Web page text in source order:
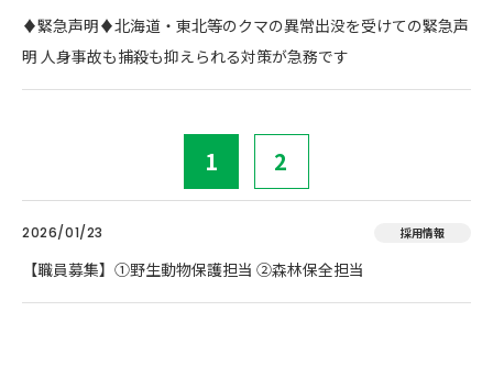
♦️緊急声明♦️北海道・東北等のクマの異常出没を受けての緊急声
明 人身事故も捕殺も抑えられる対策が急務です
1 2
2026/01/23 採用情報
【職員募集】①野生動物保護担当 ②森林保全担当